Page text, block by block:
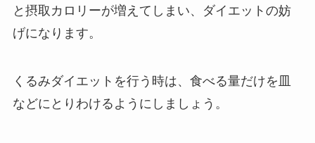
と摂取カロリーが増えてしまい、ダイエットの妨
げになります。
くるみダイエットを行う時は、食べる量だけを皿
などにとりわけるようにしましょう。